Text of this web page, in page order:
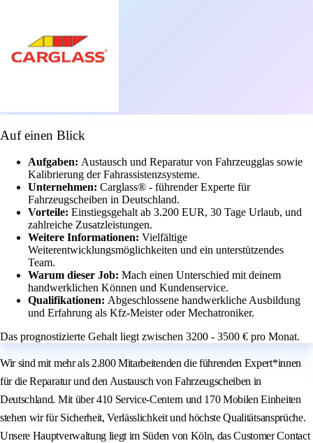
Auf einen Blick
Aufgaben: Austausch und Reparatur von Fahrzeugglas sowie
Kalibrierung der Fahrassistenzsysteme.
Unternehmen: Carglass® - führender Experte für
Fahrzeugscheiben in Deutschland.
Vorteile: Einstiegsgehalt ab 3.200 EUR, 30 Tage Urlaub, und
zahlreiche Zusatzleistungen.
Weitere Informationen: Vielfältige
Weiterentwicklungsmöglichkeiten und ein unterstützendes
Team.
Warum dieser Job: Mach einen Unterschied mit deinem
handwerklichen Können und Kundenservice.
Qualifikationen: Abgeschlossene handwerkliche Ausbildung
und Erfahrung als Kfz-Meister oder Mechatroniker.
Das prognostizierte Gehalt liegt zwischen 3200 - 3500 € pro Monat.
Wir sind mit mehr als 2.800 Mitarbeitenden die führenden Expert*innen
für die Reparatur und den Austausch von Fahrzeugscheiben in
Deutschland. Mit über 410 Service-Centern und 170 Mobilen Einheiten
stehen wir für Sicherheit, Verlässlichkeit und höchste Qualitätsansprüche.
Unsere Hauptverwaltung liegt im Süden von Köln, das Customer Contact